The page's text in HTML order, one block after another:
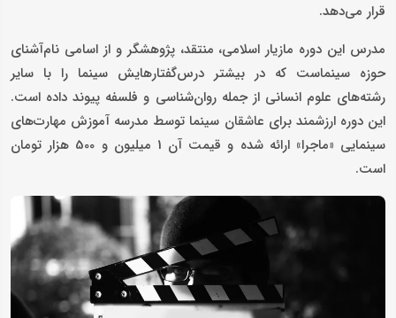
قرار می‌دهد.
مدرس این دوره مازیار اسلامی، منتقد، پژوهشگر و از اسامی نام‌آشنای
حوزه سینماست که در بیشتر درس‌گفتارهایش سینما را با سایر
رشته‌های علوم انسانی از جمله روان‌شناسی و فلسفه پیوند داده است.
این دوره ارزشمند برای عاشقان سینما توسط مدرسه آموزش مهارت‌های
سینمایی «ماجرا» ارائه شده و قیمت آن 1 میلیون و 500 هزار تومان
است.